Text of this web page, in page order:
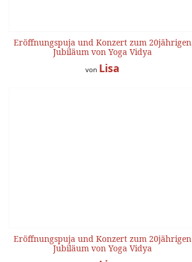
Eröffnungspuja und Konzert zum 20jährigen
Jubiläum von Yoga Vidya
von Lisa
Eröffnungspuja und Konzert zum 20jährigen
Jubiläum von Yoga Vidya